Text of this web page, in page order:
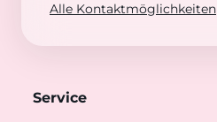
Alle Kontaktmöglichkeiten
Service